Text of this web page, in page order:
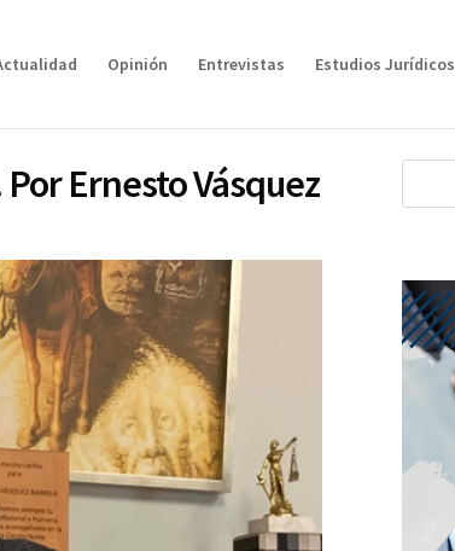
Opinión Entrevistas Estudios Jurídicos
Ernesto Vásquez